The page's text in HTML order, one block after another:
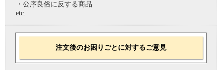
・公序良俗に反する商品
etc.
注文後のお困りごとに対するご意見